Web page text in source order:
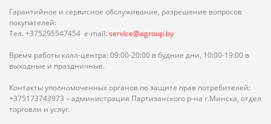
Гарантийное и сервисное обслуживание, разрешение вопросов
покупателей:
Тел. +375295547454 e-mail: service@agroup.by
Время работы колл-центра: 09:00-20:00 в будние дни, 10:00-19:00 в
выходные и праздничные.
Контакты уполномоченных органов по защите прав потребителей:
+375173743973 – администрация Партизанского р-на г.Минска, отдел
торговли и услуг.